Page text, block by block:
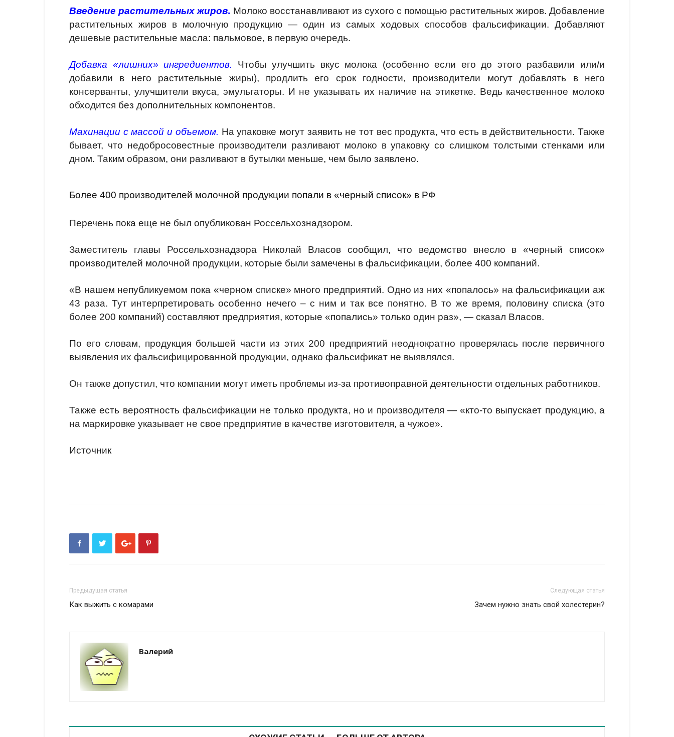
Введение растительных жиров. Молоко восстанавливают из сухого с помощью растительных жиров. Добавление
растительных жиров в молочную продукцию — один из самых ходовых способов фальсификации. Добавляют
дешевые растительные масла: пальмовое, в первую очередь.
Добавка «лишних» ингредиентов. Чтобы улучшить вкус молока (особенно если его до этого разбавили или/и
добавили в него растительные жиры), продлить его срок годности, производители могут добавлять в него
консерванты, улучшители вкуса, эмульгаторы. И не указывать их наличие на этикетке. Ведь качественное молоко
обходится без дополнительных компонентов.
Махинации с массой и объемом. На упаковке могут заявить не тот вес продукта, что есть в действительности. Также
бывает, что недобросовестные производители разливают молоко в упаковку со слишком толстыми стенками или
дном. Таким образом, они разливают в бутылки меньше, чем было заявлено.
Более 400 производителей молочной продукции попали в «черный список» в РФ
Перечень пока еще не был опубликован Россельхознадзором.
Заместитель главы Россельхознадзора Николай Власов сообщил, что ведомство внесло в «черный список»
производителей молочной продукции, которые были замечены в фальсификации, более 400 компаний.
«В нашем непубликуемом пока «черном списке» много предприятий. Одно из них «попалось» на фальсификации аж
43 раза. Тут интерпретировать особенно нечего – с ним и так все понятно. В то же время, половину списка (это
более 200 компаний) составляют предприятия, которые «попались» только один раз», — сказал Власов.
По его словам, продукция большей части из этих 200 предприятий неоднократно проверялась после первичного
выявления их фальсифицированной продукции, однако фальсификат не выявлялся.
Он также допустил, что компании могут иметь проблемы из-за противоправной деятельности отдельных работников.
Также есть вероятность фальсификации не только продукта, но и производителя — «кто-то выпускает продукцию, а
на маркировке указывает не свое предприятие в качестве изготовителя, а чужое».
Источник
Предыдущая статья
Как выжить с комарами
Следующая статья
Зачем нужно знать свой холестерин?
Валерий